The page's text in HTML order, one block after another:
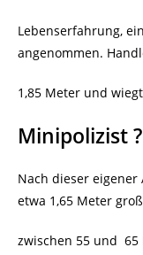
Lebenserfahrung,
angenommen.
1,85 Meter und
Minipolizist ?
Nach dieser eigener
etwa 1,65 Meter
zwischen 55 und 65